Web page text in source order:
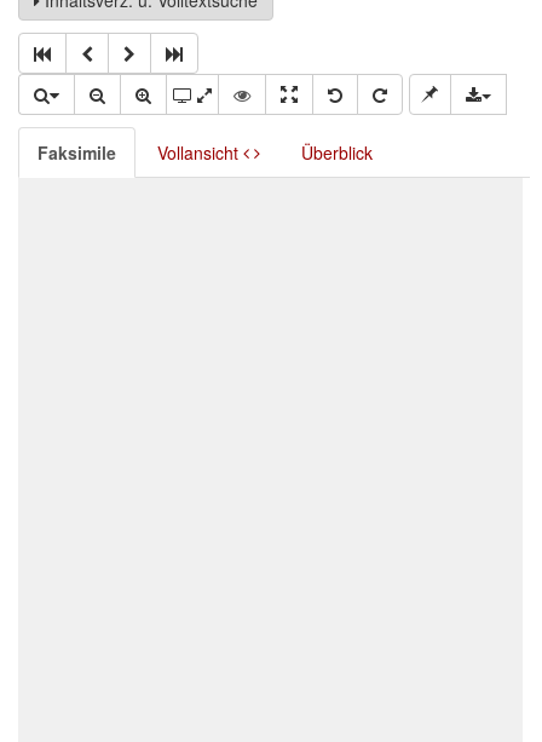
Faksimile Vollansicht Überblick